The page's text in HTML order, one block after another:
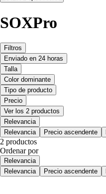
SOXPro
Filtros
Enviado en 24 horas
Talla
Color dominante
Tipo de producto
Precio
Ver los 2 productos
Relevancia
Relevancia
Precio ascendente
2 productos
Ordenar por
Relevancia
Relevancia
Precio ascendente